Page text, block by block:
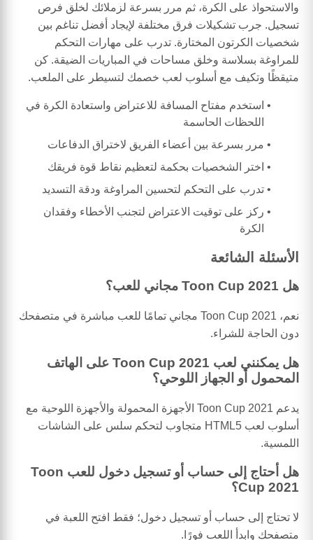
والاستحواذ على الكرة، ثم مرر بسرعة لزملائك لخلق فرص
تسجيل. جرب تشكيلات فرق مختلفة لإيجاد أفضل تناغم بين
شخصيات الكرتون المختارة. تدرب على مهارات التحكم
للمراوغة بسلاسة وخلق مساحات في المباريات الضيقة. كن
متيقظًا وتكيف مع أسلوب لعب خصمك لتسيطر على الملعب.
استخدم مفتاح المسافة للاعتراض واستعادة الكرة في
اللحظات الحاسمة
مرر بسرعة بين أعضاء الفريق لاختراق الدفاعات
اختر الشخصيات بحكمة لتعظيم نقاط قوة فريقك
تدرب على التحكم لتحسين المراوغة ودقة التسديد
ركز على توقيت الاعتراض لتجنب الأخطاء وفقدان
الكرة
الأسئلة الشائعة
هل Toon Cup 2021 مجاني للعب؟
نعم، Toon Cup 2021 مجاني تمامًا للعب مباشرة في متصفحك
دون الحاجة للشراء.
هل يمكنني لعب Toon Cup 2021 على الهاتف
المحمول أو الجهاز اللوحي؟
يدعم Toon Cup 2021 الأجهزة المحمولة والأجهزة اللوحية مع
أسلوب لعب HTML5 متجاوب لتحكم سلس على الشاشات
اللمسية.
هل أحتاج إلى حساب أو تسجيل دخول للعب Toon
Cup 2021؟
لا تحتاج إلى حساب أو تسجيل دخول؛ فقط افتح اللعبة في
متصفحك وابدأ اللعب فورًا.